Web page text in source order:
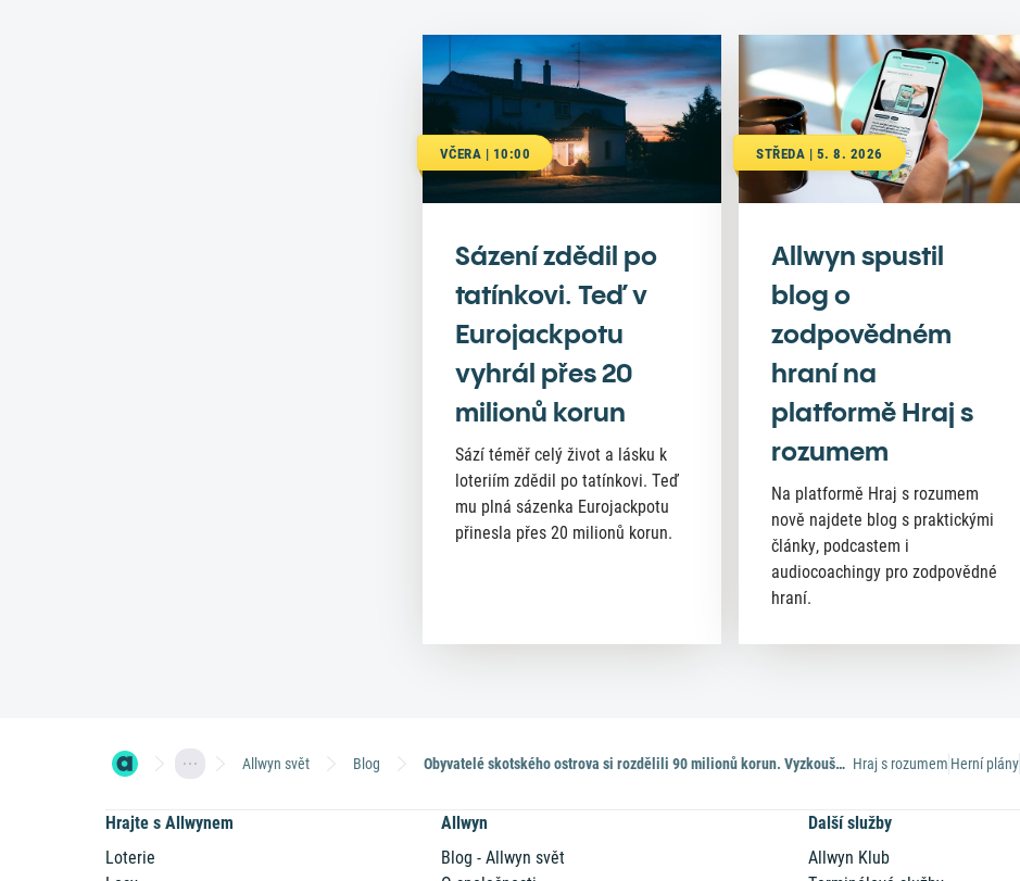
VČERA | 10:00
Sázení zdědil po
tatínkovi. Teď v
Eurojackpotu
vyhrál přes 20
milionů korun
Sází téměř celý život a lásku k
loteriím zdědil po tatínkovi. Teď
mu plná sázenka Eurojackpotu
přinesla přes 20 milionů korun.
STŘEDA | 5. 8. 2026
Allwyn spustil
blog o
zodpovědném
hraní na
platformě Hraj s
rozumem
Na platformě Hraj s rozumem
nově najdete blog s praktickými
články, podcastem i
audiocoachingy pro zodpovědné
hraní.
Allwyn svět Blog Obyvatelé skotského ostrova si rozdělili 90 milionů korun. Vyzkoušejte skupinové sázení i vy Hraj s rozumem Herní plány
Hrajte s Allwynem
Loterie
Allwyn
Blog - Allwyn svět
Další služby
Allwyn Klub